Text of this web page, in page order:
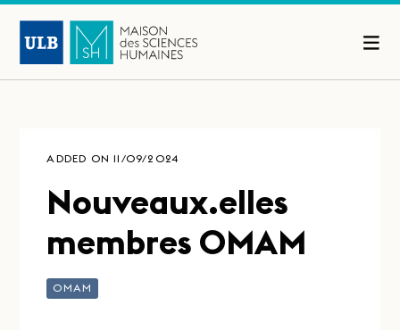
ADDED ON 11/09/2024
Nouveaux.elles
membres OMAM
OMAM